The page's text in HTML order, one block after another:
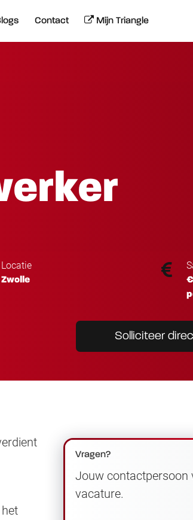
Contact Mijn Triangle
Locatie
Zwolle
Solliciteer
Vragen?
Jouw contactpersoon
vacature.